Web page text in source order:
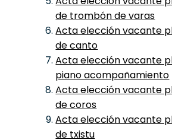
de trombón de varas
Acta elección vacante
de canto
Acta elección vacante
piano acompañamiento
Acta elección vacante
de coros
Acta elección vacante
de txistu